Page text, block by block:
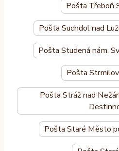
Pošta Třeboň
Pošta Suchdol nad
Pošta Studená nám.
Pošta
Pošta Stráž nad
Pošta Staré Město